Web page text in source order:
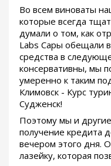
Во всем виноваты
которые всегда
думали о том, как
Labs Сары обещали
средства в
консервативны, мы
умеренно к таким
Климовск - Курс
Судженск!
Поэтому мы и
получение кредита
вечером этого дня.
лазейку, которая